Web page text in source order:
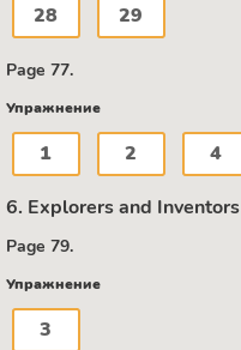
28 29
Page 77.
Упражнение
1 2 4
6. Explorers and Inventors
Page 79.
Упражнение
3